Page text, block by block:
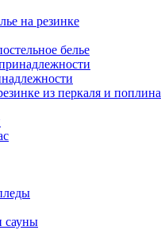
на резинке
белье
из перкаля и поплина
сауны